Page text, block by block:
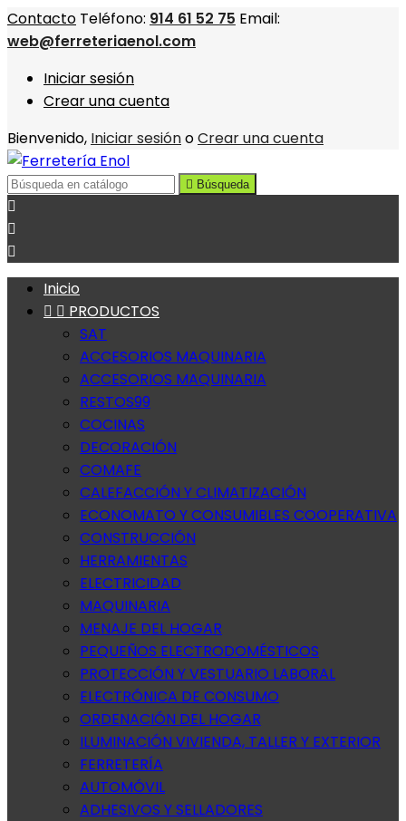
Contacto Teléfono: 914 61 52 75 Email:
web@ferreteriaenol.com
Iniciar sesión
Crear una cuenta
Bienvenido, Iniciar sesiónoCrear una cuenta
 Búsqueda



Inicio
  PRODUCTOS
SAT
ACCESORIOS MAQUINARIA
ACCESORIOS MAQUINARIA
RESTOS99
COCINAS
DECORACIÓN
COMAFE
CALEFACCIÓN Y CLIMATIZACIÓN
ECONOMATO Y CONSUMIBLES COOPERATIVA
CONSTRUCCIÓN
HERRAMIENTAS
ELECTRICIDAD
MAQUINARIA
MENAJE DEL HOGAR
PEQUEÑOS ELECTRODOMÉSTICOS
PROTECCIÓN Y VESTUARIO LABORAL
ELECTRÓNICA DE CONSUMO
ORDENACIÓN DEL HOGAR
ILUMINACIÓN VIVIENDA, TALLER Y EXTERIOR
FERRETERÍA
AUTOMÓVIL
ADHESIVOS Y SELLADORES